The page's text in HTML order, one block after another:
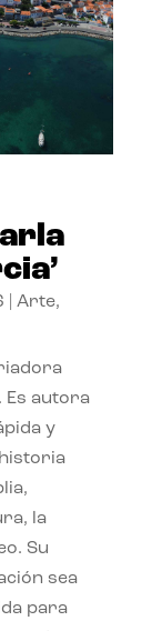
Arte,
Es autora
y
la
Su
sea
para